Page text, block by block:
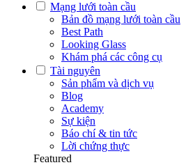
Mạng lưới toàn cầu
Bản đồ mạng lưới toàn cầu
Best Path
Looking Glass
Khám phá các công cụ
Tài nguyên
Sản phẩm và dịch vụ
Blog
Academy
Sự kiện
Báo chí & tin tức
Lời chứng thực
Featured